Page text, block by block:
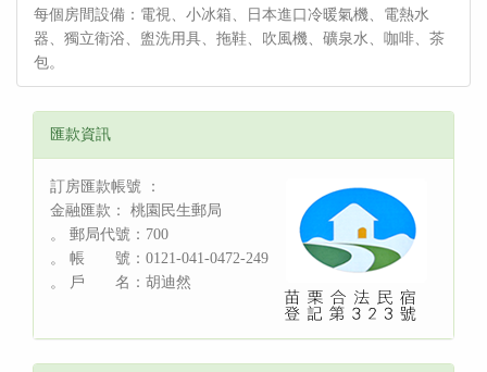
每個房間設備：電視、小冰箱、日本進口冷暖氣機、電熱水
器、獨立衛浴、盥洗用具、拖鞋、吹風機、礦泉水、咖啡、茶
包。
匯款資訊
訂房匯款帳號 ：
金融匯款： 桃園民生郵局
。 郵局代號：700
。 帳 號：0121-041-0472-249
。 戶 名：胡迪然